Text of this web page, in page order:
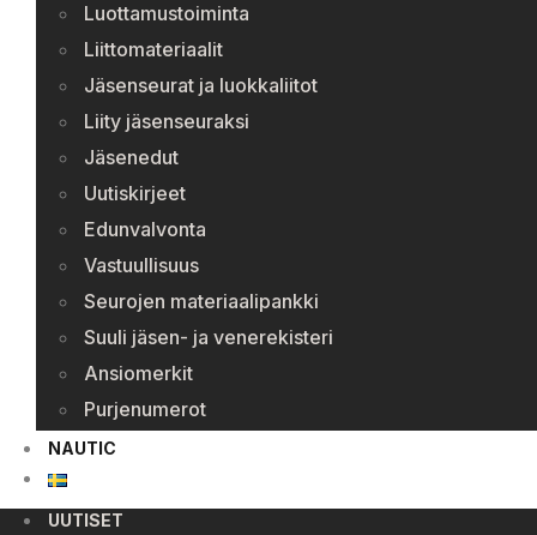
Luottamustoiminta
Liittomateriaalit
Jäsenseurat ja luokkaliitot
Liity jäsenseuraksi
Jäsenedut
Uutiskirjeet
Edunvalvonta
Vastuullisuus
Seurojen materiaalipankki
Suuli jäsen- ja venerekisteri
Ansiomerkit
Purjenumerot
NAUTIC
UUTISET